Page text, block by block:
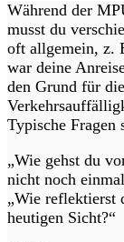
Während der
musst du
oft allgemein, z.
war deine
den Grund für
Typische Fragen
„Wie gehst du
nicht noch
„Wie reflektierst
heutigen Sicht?“